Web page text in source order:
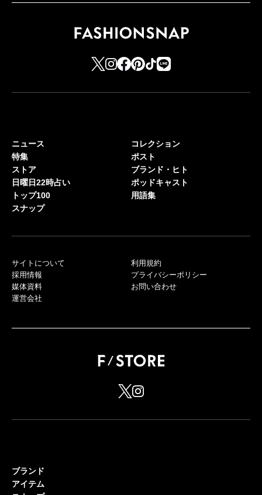
ニュース
特集
ストア
日曜日22時占い
トップ100
スナップ
コレクション
ポスト
ブランド・ヒト
ポッドキャスト
用語集
サイトについて
採用情報
媒体資料
運営会社
利用規約
プライバシーポリシー
お問い合わせ
ブランド
アイテム